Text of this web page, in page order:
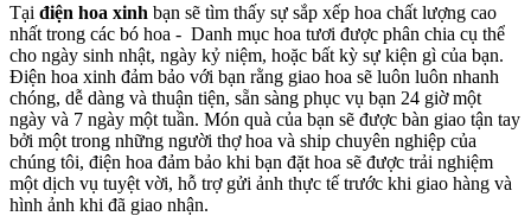
Tại điện hoa xinh bạn sẽ tìm thấy sự sắp xếp hoa chất lượng cao
nhất trong các bó hoa - Danh mục hoa tươi được phân chia cụ thể
cho ngày sinh nhật, ngày kỷ niệm, hoặc bất kỳ sự kiện gì của bạn.
Điện hoa xinh đảm bảo với bạn rằng giao hoa sẽ luôn luôn nhanh
chóng, dễ dàng và thuận tiện, sẵn sàng phục vụ bạn 24 giờ một
ngày và 7 ngày một tuần. Món quà của bạn sẽ được bàn giao tận tay
bởi một trong những người thợ hoa và ship chuyên nghiệp của
chúng tôi, điện hoa đảm bảo khi bạn đặt hoa sẽ được trải nghiệm
một dịch vụ tuyệt vời, hỗ trợ gửi ảnh thực tế trước khi giao hàng và
hình ảnh khi đã giao nhận.